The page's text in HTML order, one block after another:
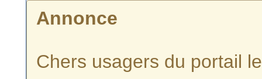
Annonce
Chers usagers du portail